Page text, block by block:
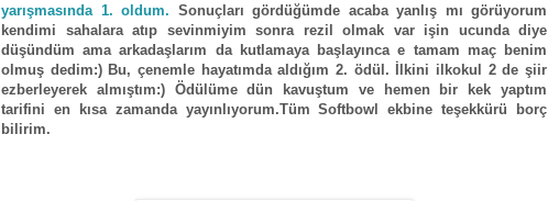
yarışmasında 1. oldum. Sonuçları gördüğümde acaba yanlış mı görüyorum
kendimi sahalara atıp sevinmiyim sonra rezil olmak var işin ucunda diye
düşündüm ama arkadaşlarım da kutlamaya başlayınca e tamam maç benim
olmuş dedim:) Bu, çenemle hayatımda aldığım 2. ödül. İlkini ilkokul 2 de şiir
ezberleyerek almıştım:) Ödülüme dün kavuştum ve hemen bir kek yaptım
tarifini en kısa zamanda yayınlıyorum.Tüm Softbowl ekbine teşekkürü borç
bilirim.